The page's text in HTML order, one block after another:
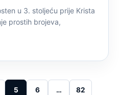
u 3. stoljeću prije Krista
prostih brojeva,
5 6 … 82